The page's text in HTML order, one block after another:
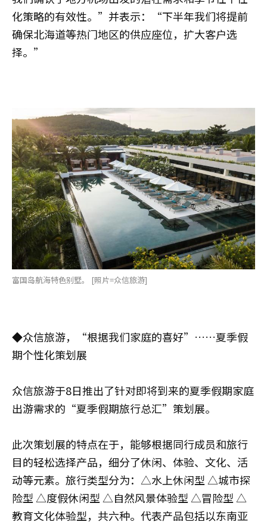
化策略的有效性。”并表示：“下半年我们将提前
确保北海道等热门地区的供应座位，扩大客户选
择。”
富国岛航海特色别墅。 [照片=众信旅游]
◆众信旅游，“根据我们家庭的喜好”……夏季假
期个性化策划展
众信旅游于8日推出了针对即将到来的夏季假期家庭
出游需求的“夏季假期旅行总汇”策划展。
此次策划展的特点在于，能够根据同行成员和旅行
目的轻松选择产品，细分了休闲、体验、文化、活
动等元素。旅行类型分为：△水上休闲型 △城市探
险型 △度假休闲型 △自然风景体验型 △冒险型 △
教育文化体验型，共六种。代表产品包括以东南亚